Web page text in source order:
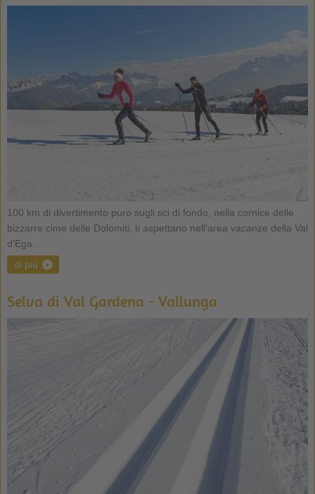
100 km di divertimento puro sugli sci di fondo, nella cornice delle
bizzarre cime delle Dolomiti, ti aspettano nell'area vacanze della Val
d'Ega ...
di più
Selva di Val Gardena - Vallunga